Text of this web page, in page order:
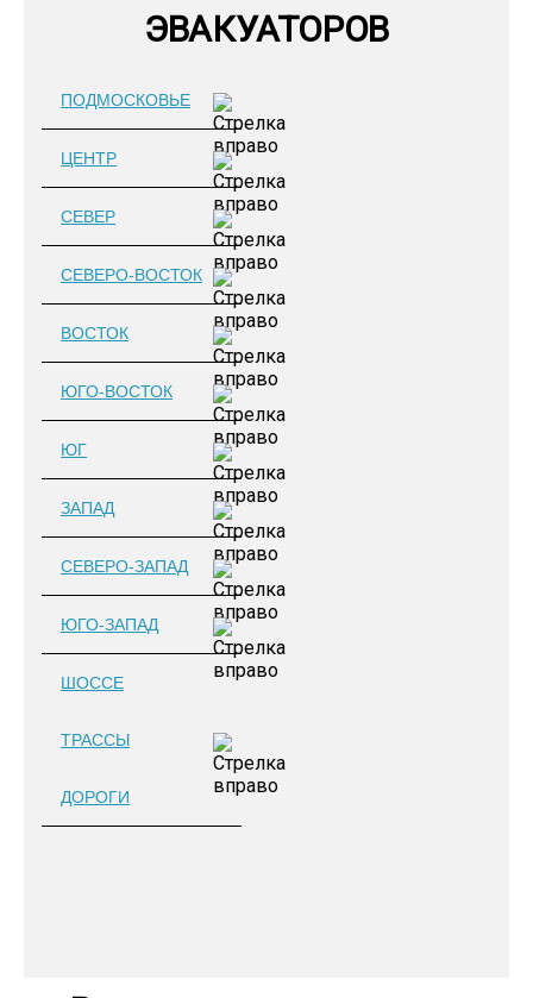
ЭВАКУАТОРОВ
ПОДМОСКОВЬЕ
ЦЕНТР
СЕВЕР
СЕВЕРО-ВОСТОК
ВОСТОК
ЮГО-ВОСТОК
ЮГ
ЗАПАД
СЕВЕРО-ЗАПАД
ЮГО-ЗАПАД
ШОССЕ
ТРАССЫ
ДОРОГИ